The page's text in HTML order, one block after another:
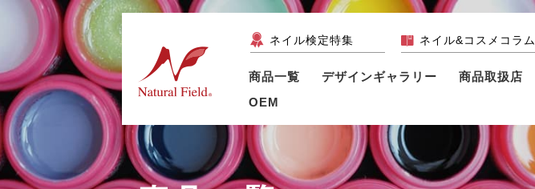
ネイル検定特集 ネイル&コスメコラム
商品一覧 デザインギャラリー 商品取扱店
OEM